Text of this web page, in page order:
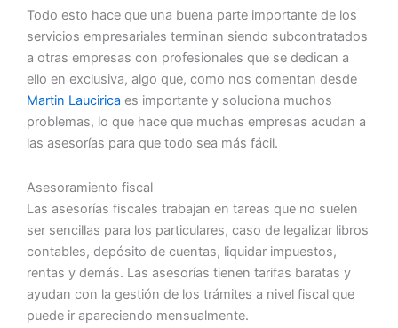
Todo esto hace que una buena parte importante de los
servicios empresariales terminan siendo subcontratados
a otras empresas con profesionales que se dedican a
ello en exclusiva, algo que, como nos comentan desde
Martin Laucirica es importante y soluciona muchos
problemas, lo que hace que muchas empresas acudan a
las asesorías para que todo sea más fácil.
Asesoramiento fiscal
Las asesorías fiscales trabajan en tareas que no suelen
ser sencillas para los particulares, caso de legalizar libros
contables, depósito de cuentas, liquidar impuestos,
rentas y demás. Las asesorías tienen tarifas baratas y
ayudan con la gestión de los trámites a nivel fiscal que
puede ir apareciendo mensualmente.